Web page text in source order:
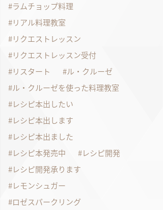
ラムチョップ料理
リアル料理教室
リクエストレッスン
リクエストレッスン受付
リスタート
ル・クルーゼ
ル・クルーゼを使った料理教室
レシピ本出したい
レシピ本出します
レシピ本出ました
レシピ本発売中
レシピ開発
レシピ開発承ります
レモンシュガー
ロゼスパークリング